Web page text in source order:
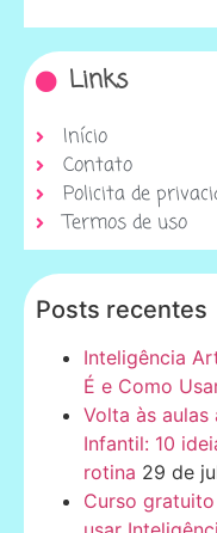
Links
Início
Contato
Policita de
Termos de uso
Posts recentes
Inteligência
É e Como
Volta às aulas
Infantil: 10
rotina 29 de
Curso